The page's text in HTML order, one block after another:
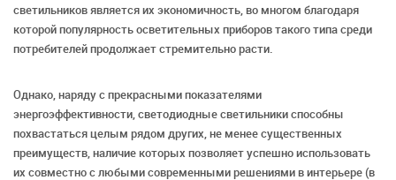
светильников является их экономичность, во многом благодаря
которой популярность осветительных приборов такого типа среди
потребителей продолжает стремительно расти.
Однако, наряду с прекрасными показателями
энергоэффективности, светодиодные светильники способны
похвастаться целым рядом других, не менее существенных
преимуществ, наличие которых позволяет успешно использовать
их совместно с любыми современными решениями в интерьере (в